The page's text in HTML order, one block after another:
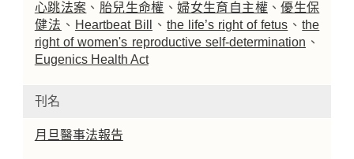
心跳法案 、 胎兒生命權 、婦女生育自主權 、優生保
健法 、 Heartbeat Bill 、the life’s right of fetus 、the
right of women's reproductive self-determination 、
Eugenics Health Act
刊名
月旦醫事法報告